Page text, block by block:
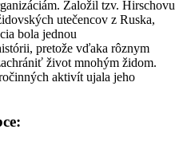
Založil tzv. Hirschovu
utečencov z Ruska,
bola jednou
pretože vďaka rôznym
život mnohým židom.
aktivít ujala jeho